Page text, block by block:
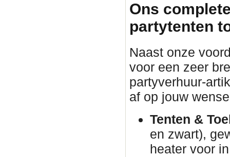
Ons
partytenten
Naast onze
voor een zeer
partyverhuur-
af op jouw
Tenten &
en zwart),
heater voor